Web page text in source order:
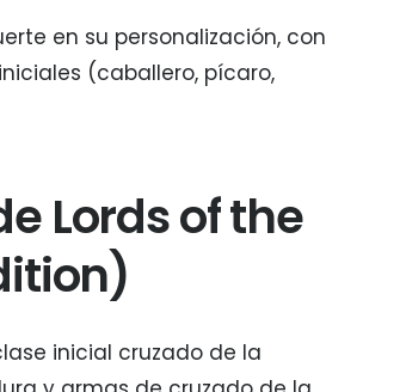
en su personalización, con
(caballero, pícaro,
Lords of the
inicial cruzado de la